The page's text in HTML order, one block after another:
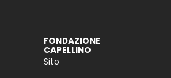
FONDAZIONE
CAPELLINO
Sito